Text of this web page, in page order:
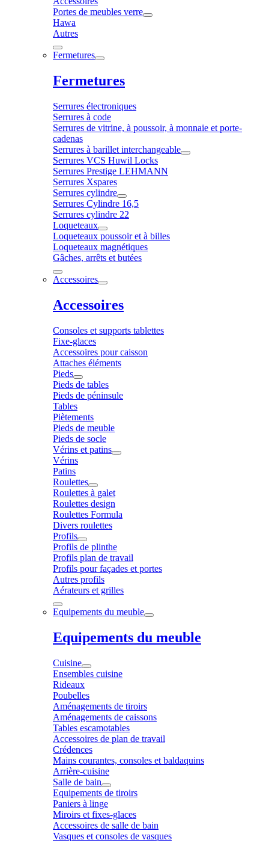
Portes de meubles verre
Hawa
Autres
Fermetures
Fermetures
Serrures électroniques
Serrures à code
Serrures de vitrine, à poussoir, à monnaie et porte-
cadenas
Serrures à barillet interchangeable
Serrures VCS Huwil Locks
Serrures Prestige LEHMANN
Serrures Xspares
Serrures cylindre
Serrures Cylindre 16,5
Serrures cylindre 22
Loqueteaux
Loqueteaux poussoir et à billes
Loqueteaux magnétiques
Gâches, arrêts et butées
Accessoires
Accessoires
Consoles et supports tablettes
Fixe-glaces
Accessoires pour caisson
Attaches éléments
Pieds
Pieds de tables
Pieds de péninsule
Tables
Piètements
Pieds de meuble
Pieds de socle
Vérins et patins
Vérins
Patins
Roulettes
Roulettes à galet
Roulettes design
Roulettes Formula
Divers roulettes
Profils
Profils de plinthe
Profils plan de travail
Profils pour façades et portes
Autres profils
Aérateurs et grilles
Equipements du meuble
Equipements du meuble
Cuisine
Ensembles cuisine
Rideaux
Poubelles
Aménagements de tiroirs
Aménagements de caissons
Tables escamotables
Accessoires de plan de travail
Crédences
Mains courantes, consoles et baldaquins
Arrière-cuisine
Salle de bain
Equipements de tiroirs
Paniers à linge
Miroirs et fixes-glaces
Accessoires de salle de bain
Vasques et consoles de vasques